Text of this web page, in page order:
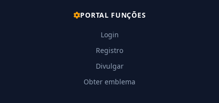
PORTAL FUNÇÕES
Login
Registro
Divulgar
Obter emblema